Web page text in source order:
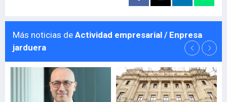
Más noticias de Actividad empresarial / Enpresa
jarduera